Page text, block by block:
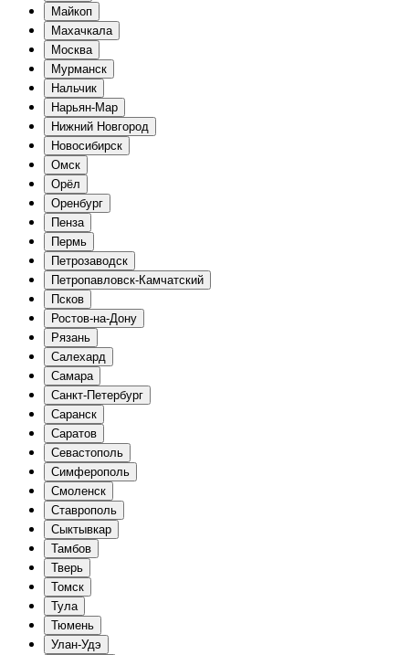
Майкоп
Махачкала
Москва
Мурманск
Нальчик
Нарьян-Мар
Нижний Новгород
Новосибирск
Омск
Орёл
Оренбург
Пенза
Пермь
Петрозаводск
Петропавловск-Камчатский
Псков
Ростов-на-Дону
Рязань
Салехард
Самара
Санкт-Петербург
Саранск
Саратов
Севастополь
Симферополь
Смоленск
Ставрополь
Сыктывкар
Тамбов
Тверь
Томск
Тула
Тюмень
Улан-Удэ